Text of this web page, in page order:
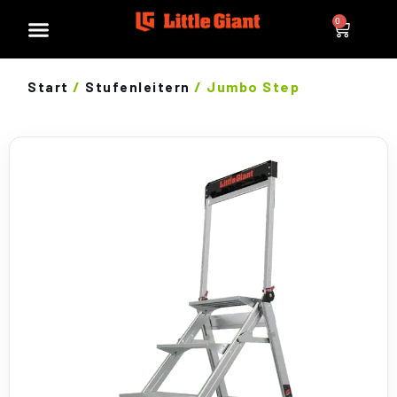
0
Start / Stufenleitern / Jumbo Step